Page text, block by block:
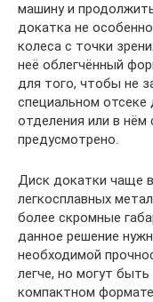
машину и
докатка не
колеса с точки
неё облегчённый
для того, чтобы не
специальном отсеке
отделения или в нём
предусмотрено.
Диск докатки чаще
легкосплавных
более скромные
данное решение
необходимой
легче, но могут
компактном